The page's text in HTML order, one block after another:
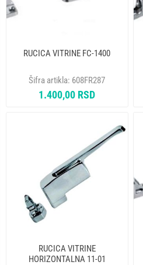
RUCICA VITRINE FC-1400
Šifra artikla: 608FR287
1.400,00 RSD
RUCICA VITRINE
HORIZONTALNA 11-01